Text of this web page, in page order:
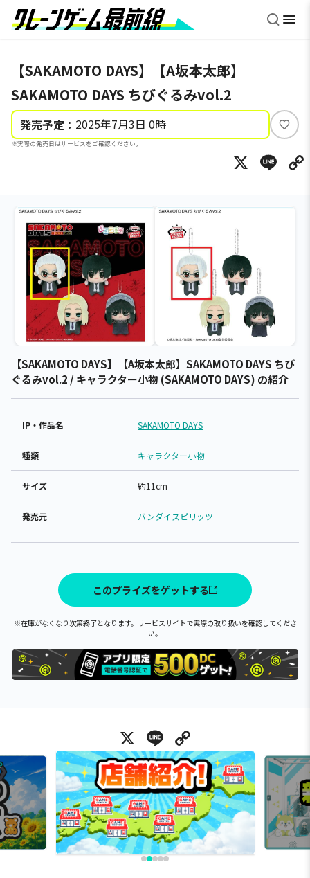
【SAKAMOTO DAYS】【A坂本太郎】
SAKAMOTO DAYS ちびぐるみvol.2
発売予定： 2025年7月3日 0時
※実際の発売日はサービスをご確認ください。
い
ね
X
【SAKAMOTO DAYS】【A坂本太郎】SAKAMOTO DAYS ちび
ぐるみvol.2 / キャラクター小物 (SAKAMOTO DAYS) の紹介
IP・作品名 SAKAMOTO DAYS
種類 キャラクター小物
サイズ 約11cm
発売元 バンダイスピリッツ
このプライズをゲットする
※在庫がなくなり次第終了となります。サービスサイトで実際の取り扱いを確認してくださ
い。
X Line